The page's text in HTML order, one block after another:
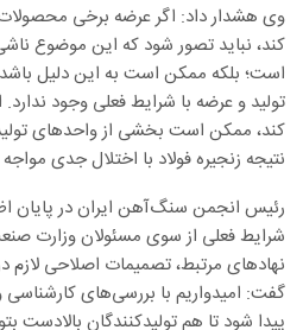
وی هشدار داد: اگر عرضه برخی
کند، نباید تصور شود که این موضوع
است؛ بلکه ممکن است به این دلیل
تولید و عرضه با شرایط فعلی وجود
کند، ممکن است بخشی از واحدهای
نتیجه زنجیره فولاد با اختلال جدی
رئیس انجمن سنگ‌آهن ایران در پایان
شرایط فعلی از سوی مسئولان وزارت
نهادهای مرتبط، تصمیمات اصلاحی لازم
گفت: امیدواریم با بررسی‌های
پیدا شود تا هم تولیدکنندگان بالادست